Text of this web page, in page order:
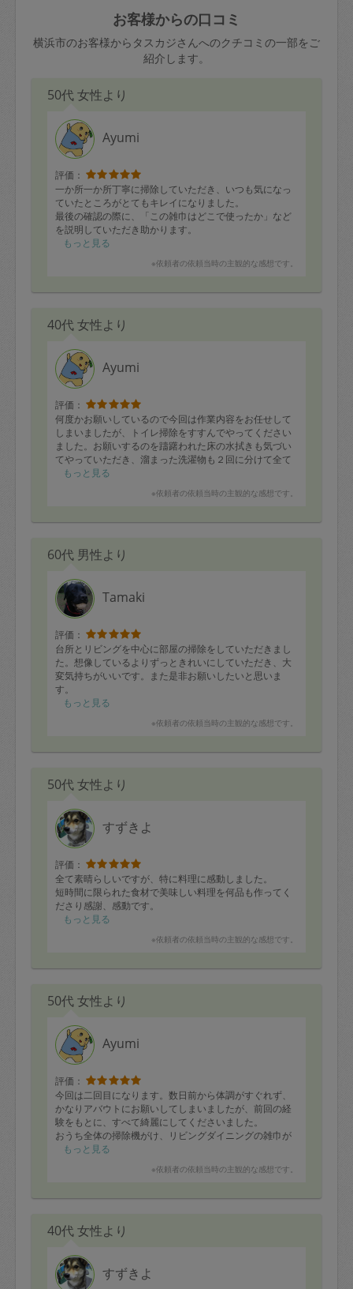
お客様からの口コミ
横浜市のお客様からタスカジさんへのクチコミの一部をご
紹介します。
50代 女性より
Ayumi
評価：
一か所一か所丁寧に掃除していただき、いつも気になっ
ていたところがとてもキレイになりました。
最後の確認の際に、「この雑巾はどこで使ったか」など
を説明していただき助かります。
レだっていた気持ちもすっきりしました。
もっと見る
※依頼者の依頼当時の主観的な感想です。
40代 女性より
Ayumi
評価：
何度かお願いしているので今回は作業内容をお任せして
しまいましたが、トイレ掃除をすすんでやってください
ました。お願いするのを躊躇われた床の水拭きも気づい
てやっていただき、溜まった洗濯物も２回に分けて全て
洗っていただきました。ひとつだけ要望があり、浴室の
荒れていたのが嘘のようにさっぱり片づき、美味しいお
もっと見る
※依頼者の依頼当時の主観的な感想です。
60代 男性より
Tamaki
評価：
台所とリビングを中心に部屋の掃除をしていただきまし
た。想像しているよりずっときれいにしていただき、大
変気持ちがいいです。また是非お願いしたいと思いま
す。
もっと見る
※依頼者の依頼当時の主観的な感想です。
50代 女性より
すずきよ
評価：
全て素晴らしいですが、特に料理に感動しました。
短時間に限られた食材で美味しい料理を何品も作ってく
ださり感謝、感動です。
もっと見る
※依頼者の依頼当時の主観的な感想です。
50代 女性より
Ayumi
評価：
今回は二回目になります。数日前から体調がすぐれず、
かなりアバウトにお願いしてしまいましたが、前回の経
験をもとに、すべて綺麗にしてくださいました。
おうち全体の掃除機がけ、リビングダイニングの雑巾が
け、窓まわり・ベランダの掃除の他、寝室のベッド下、
からも、よろしくお願いいたします(*´ー｀*)
もっと見る
※依頼者の依頼当時の主観的な感想です。
40代 女性より
すずきよ